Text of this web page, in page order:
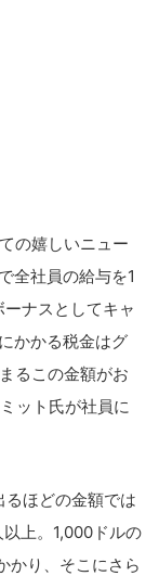
の嬉しいニュー
全社員の給与を1
ナスとしてキャ
かかる税金はグ
るこの金額がお
ット氏が社員に
ほどの金額では
上。1,000ドルの
かり、そこにさら